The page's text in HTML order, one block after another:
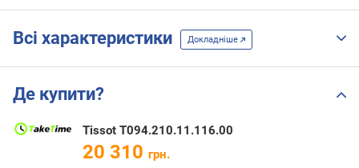
Всі характеристики Докладніше
Де купити?
Tissot T094.210.11.116.00
20 310 грн.